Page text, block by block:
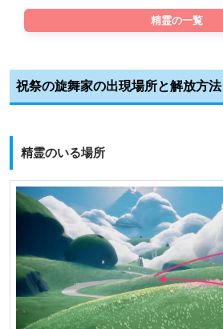
精霊の一覧
祝祭の旋舞家の出現場所と解放方法
精霊のいる場所